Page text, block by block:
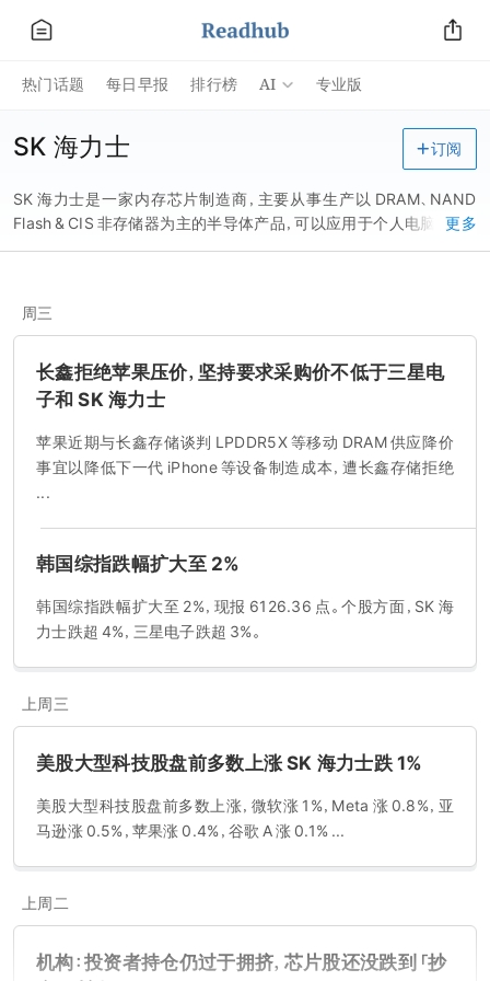
热门话题 每日早报 排行榜 AI 专业版
SK 海力士
SK 海力士是一家内存芯片制造商，主要从事生产以 DRAM、NAND
Flash & CIS 非存储器为主的半导体产品，可以应用于个人电脑、服务
器、移动存储等相关领域。
更多
订阅
周三
长鑫拒绝苹果压价，坚持要求采购价不低于三星电
子和 SK 海力士
苹果近期与长鑫存储谈判 LPDDR5X 等移动 DRAM 供应降价
事宜以降低下一代 iPhone 等设备制造成本，遭长鑫存储拒绝
...
韩国综指跌幅扩大至 2%
韩国综指跌幅扩大至 2%，现报 6126.36 点。个股方面，SK 海
力士跌超 4%，三星电子跌超 3%。
上周三
美股大型科技股盘前多数上涨 SK 海力士跌 1%
美股大型科技股盘前多数上涨，微软涨 1%，Meta 涨 0.8%，亚
马逊涨 0.5%，苹果涨 0.4%，谷歌 A 涨 0.1% ...
上周二
机构：投资者持仓仍过于拥挤，芯片股还没跌到「抄